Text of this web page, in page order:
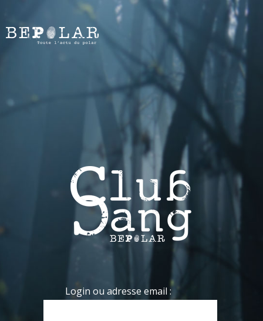
Login ou adresse email :